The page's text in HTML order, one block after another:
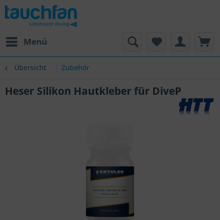
Menü
Übersicht Zubehör
Heser Silikon Hautkleber für DiveP